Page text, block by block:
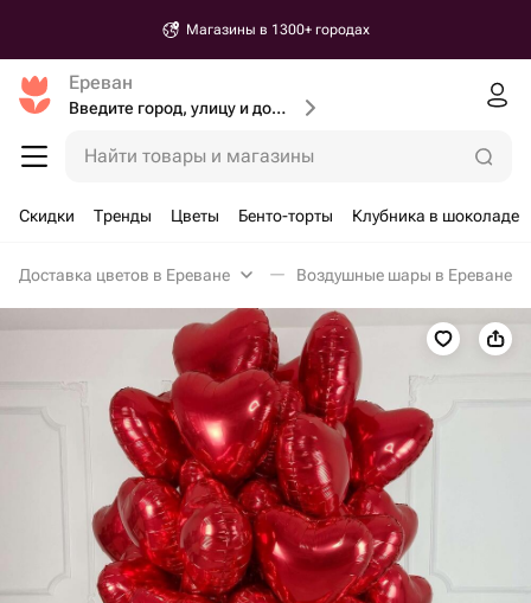
Магазины в 1300+ городах
Ереван
Введите город, улицу и дом доставки
Найти товары и магазины
Скидки Тренды Цветы Бенто-торты Клубника в шоколаде
Доставка цветов в Ереване Воздушные шары в Ереване